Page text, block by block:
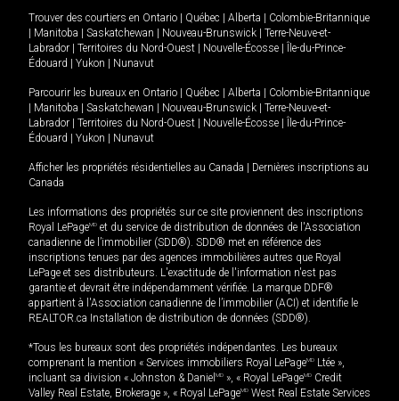
Trouver des courtiers en Ontario Québec Alberta
Colombie-Britannique
Manitoba Saskatchewan Nouveau-Brunswick
Terre-Neuve-et-
Labrador
Territoires du Nord-Ouest Nouvelle-Écosse
Île-du-Prince-
Édouard
Yukon Nunavut
Parcourir les bureaux en Ontario Québec Alberta
Colombie-Britannique
Manitoba Saskatchewan Nouveau-Brunswick
Terre-Neuve-et-
Labrador
Territoires du Nord-Ouest Nouvelle-Écosse
Île-du-Prince-
Édouard
Yukon Nunavut
Afficher les propriétés résidentielles au Canada
Dernières inscriptions au
Canada
Les informations des propriétés sur ce site proviennent des inscriptions
Royal LePageMD et du service de distribution de données de l'Association
canadienne de l’immobilier (SDD®). SDD® met en référence des
inscriptions tenues par des agences immobilières autres que Royal
LePage et ses distributeurs. L'exactitude de l'information n'est pas
garantie et devrait être indépendamment vérifiée. La marque DDF®
appartient à l'Association canadienne de l’immobilier (ACI) et identifie le
REALTOR.ca Installation de distribution de données (SDD®).
*Tous les bureaux sont des propriétés indépendantes. Les bureaux
comprenant la mention « Services immobiliers Royal LePageMD Ltée »,
incluant sa division « Johnston & Daniel MD », « Royal LePageMD Credit
Valley Real Estate, Brokerage », « Royal LePageMD West Real Estate Services